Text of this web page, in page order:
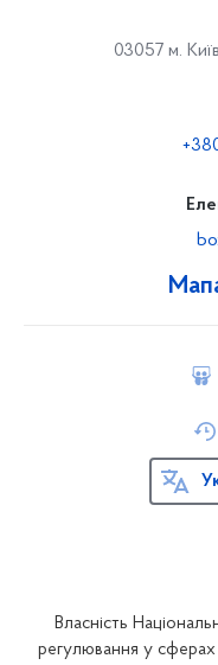
03057 м.
Власність
регулювання у сферах